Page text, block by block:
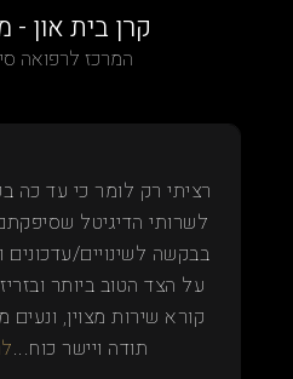
קרן בית און
המרכז לרפואה
רציתי רק לומר כי עד כה
לשרותי הדיגיטל
בבקשה לשינויים/
על הצד הטוב ביותר
קורא שירות מצוין,
תודה ויישר כוח...